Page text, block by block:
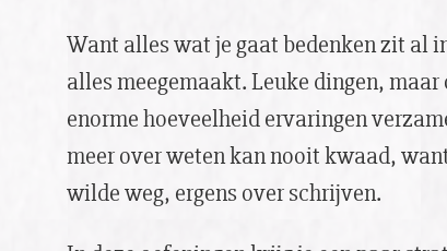
Want alles wat je gaat bedenken zit al
alles meegemaakt. Leuke dingen,
enorme hoeveelheid ervaringen
meer over weten kan nooit kwaad,
wilde weg, ergens over schrijven.